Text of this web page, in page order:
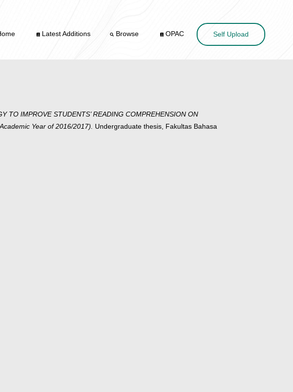
Latest Additions Browse OPAC Self Upload
TO IMPROVE STUDENTS’ READING COMPREHENSION ON
Year of 2016/2017). Undergraduate thesis, Fakultas Bahasa